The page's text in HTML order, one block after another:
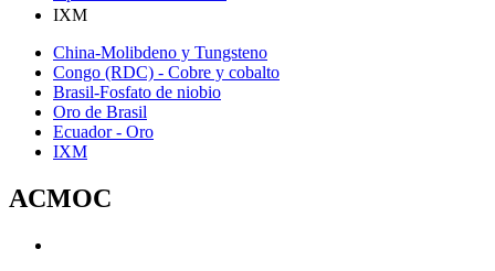
IXM
China-Molibdeno y Tungsteno
Congo (RDC) - Cobre y cobalto
Brasil-Fosfato de niobio
Oro de Brasil
Ecuador - Oro
IXM
ACMOC